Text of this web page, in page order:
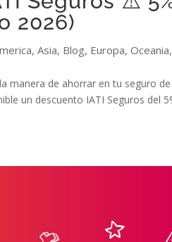
2026)
, Asia, Blog, Europa, Oceania,
manera de ahorrar en tu seguro
un descuento IATI Seguros del